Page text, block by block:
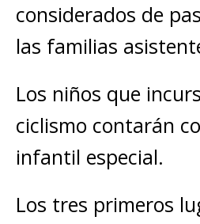
considerados de
las familias
Los niños que
ciclismo contarán
infantil especial.
Los tres primeros